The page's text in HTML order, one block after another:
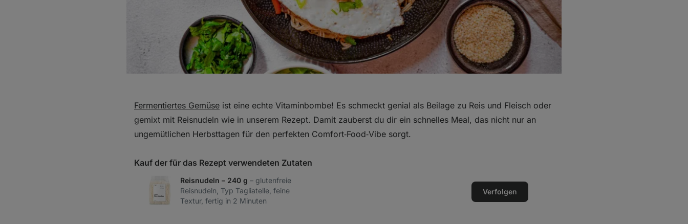
Fermentiertes Gemüse ist eine echte Vitaminbombe! Es schmeckt genial als Beilage zu Reis und Fleisch oder
gemixt mit Reisnudeln wie in unserem Rezept. Damit zauberst du dir ein schnelles Meal, das nicht nur an
ungemütlichen Herbsttagen für den perfekten Comfort‑Food‑Vibe sorgt.
Kauf der für das Rezept verwendeten Zutaten
Reisnudeln – 240 g – glutenfreie
Reisnudeln, Typ Tagliatelle, feine
Textur, fertig in 2 Minuten
Verfolgen